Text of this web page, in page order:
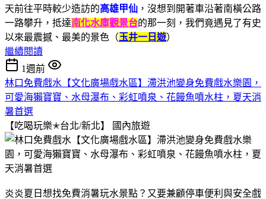
天前往平時較少造訪的高雄甲仙 ，沒想到開著車沿著南橫公路
一路攀升，抵達南化水庫觀景台的那一刻，我們竟遇見了有史
以來最震撼、最美的景色（玉井一日遊）
繼續閱讀
1週前
林口免費戲水【文化廣場戲水區】滯洪池變身免費戲水樂園，
可愛海獺寶寶、水母瀑布、彩虹噴泉、花饅魚噴水柱，夏天消
暑首選
【吃喝玩樂✭台北/新北】
國內旅遊
炎炎夏日想找免費消暑玩水景點？又要兼顧停車便利與安全戲